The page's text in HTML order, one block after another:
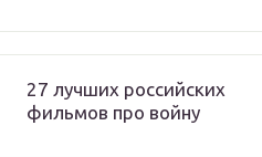
27 лучших российских
фильмов про войну